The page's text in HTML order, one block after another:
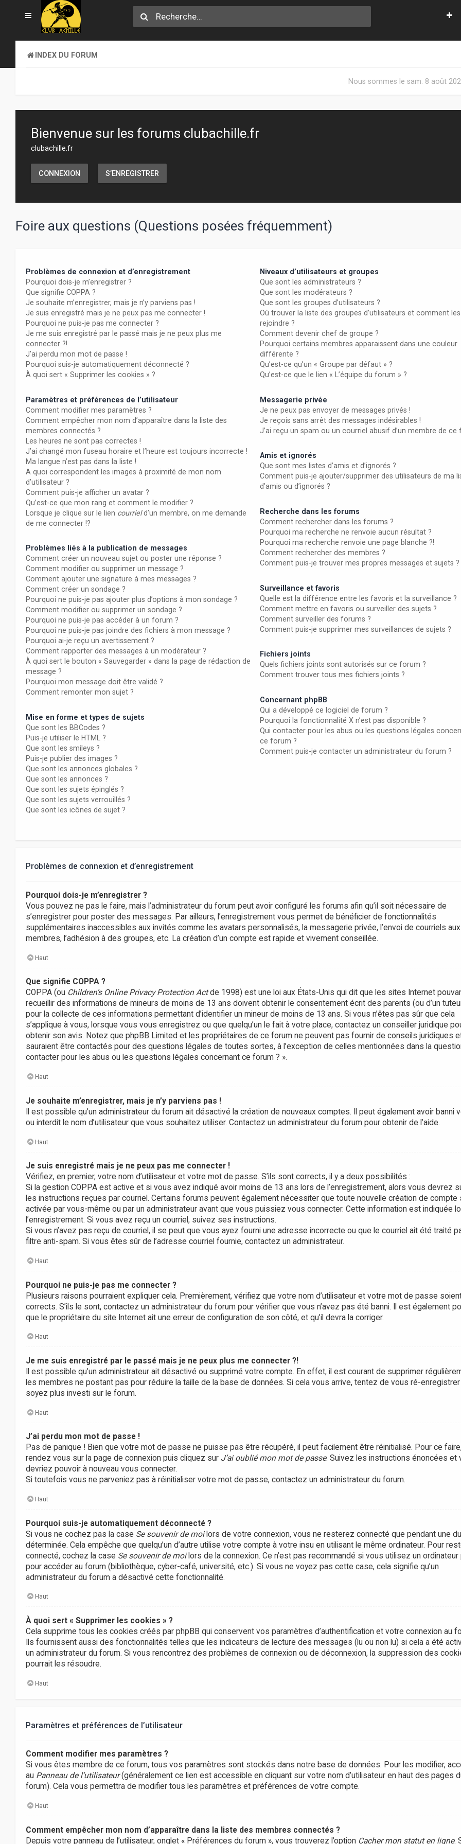
INDEX DU FORUM
Nous sommes le sam. 8 août
Bienvenue sur les forums clubachille.fr
clubachille.fr
CONNEXION S’ENREGISTRER
Foire aux questions (Questions posées fréquemment)
Problèmes de connexion et d’enregistrement
Pourquoi dois-je m’enregistrer ?
Que signifie COPPA ?
Je souhaite m’enregistrer, mais je n’y parviens pas !
Je suis enregistré mais je ne peux pas me connecter !
Pourquoi ne puis-je pas me connecter ?
Je me suis enregistré par le passé mais je ne peux plus me
connecter ?!
J’ai perdu mon mot de passe !
Pourquoi suis-je automatiquement déconnecté ?
À quoi sert « Supprimer les cookies » ?
Paramètres et préférences de l’utilisateur
Comment modifier mes paramètres ?
Comment empêcher mon nom d’apparaître dans la liste des
membres connectés ?
Les heures ne sont pas correctes !
J’ai changé mon fuseau horaire et l’heure est toujours incorrecte !
Ma langue n’est pas dans la liste !
A quoi correspondent les images à proximité de mon nom
d’utilisateur ?
Comment puis-je afficher un avatar ?
Qu’est-ce que mon rang et comment le modifier ?
Lorsque je clique sur le lien courrield’un membre, on me demande
de me connecter !?
Problèmes liés à la publication de messages
Comment créer un nouveau sujet ou poster une réponse ?
Comment modifier ou supprimer un message ?
Comment ajouter une signature à mes messages ?
Comment créer un sondage ?
Pourquoi ne puis-je pas ajouter plus d’options à mon sondage ?
Comment modifier ou supprimer un sondage ?
Pourquoi ne puis-je pas accéder à un forum ?
Pourquoi ne puis-je pas joindre des fichiers à mon message ?
Pourquoi ai-je reçu un avertissement ?
Comment rapporter des messages à un modérateur ?
À quoi sert le bouton « Sauvegarder » dans la page de rédaction de
message ?
Pourquoi mon message doit être validé ?
Comment remonter mon sujet ?
Mise en forme et types de sujets
Que sont les BBCodes ?
Puis-je utiliser le HTML ?
Que sont les smileys ?
Puis-je publier des images ?
Que sont les annonces globales ?
Que sont les annonces ?
Que sont les sujets épinglés ?
Que sont les sujets verrouillés ?
Que sont les icônes de sujet ?
Niveaux d’utilisateurs et groupes
Que sont les administrateurs ?
Que sont les modérateurs ?
Que sont les groupes d’utilisateurs ?
Où trouver la liste des groupes d’utilisateurs et comment les
rejoindre ?
Comment devenir chef de groupe ?
Pourquoi certains membres apparaissent dans une couleur
différente ?
Qu’est-ce qu’un « Groupe par défaut » ?
Qu’est-ce que le lien « L’équipe du forum » ?
Messagerie privée
Je ne peux pas envoyer de messages privés !
Je reçois sans arrêt des messages indésirables !
J’ai reçu un spam ou un courriel abusif d’un membre de ce
Amis et ignorés
Que sont mes listes d’amis et d’ignorés ?
Comment puis-je ajouter/supprimer des utilisateurs de ma
d’amis ou d’ignorés ?
Recherche dans les forums
Comment rechercher dans les forums ?
Pourquoi ma recherche ne renvoie aucun résultat ?
Pourquoi ma recherche renvoie une page blanche ?!
Comment rechercher des membres ?
Comment puis-je trouver mes propres messages et sujets ?
Surveillance et favoris
Quelle est la différence entre les favoris et la surveillance ?
Comment mettre en favoris ou surveiller des sujets ?
Comment surveiller des forums ?
Comment puis-je supprimer mes surveillances de sujets ?
Fichiers joints
Quels fichiers joints sont autorisés sur ce forum ?
Comment trouver tous mes fichiers joints ?
Concernant phpBB
Qui a développé ce logiciel de forum ?
Pourquoi la fonctionnalité X n’est pas disponible ?
Qui contacter pour les abus ou les questions légales
ce forum ?
Comment puis-je contacter un administrateur du forum ?
Problèmes de connexion et d’enregistrement
Pourquoi dois-je m’enregistrer ?
Vous pouvez ne pas le faire, mais l’administrateur du forum peut avoir configuré les forums afin qu’il soit nécessaire de
s’enregistrer pour poster des messages. Par ailleurs, l’enregistrement vous permet de bénéficier de fonctionnalités
supplémentaires inaccessibles aux invités comme les avatars personnalisés, la messagerie privée, l’envoi de courriels
membres, l’adhésion à des groupes, etc. La création d’un compte est rapide et vivement conseillée.
Haut
Que signifie COPPA ?
COPPA (ou Children’s Online Privacy Protection Actde 1998) est une loi aux États-Unis qui dit que les sites Internet
recueillir des informations de mineurs de moins de 13 ans doivent obtenir le consentement écrit des parents (ou d’un
pour la collecte de ces informations permettant d’identifier un mineur de moins de 13 ans. Si vous n’êtes pas sûr que cela
s’applique à vous, lorsque vous vous enregistrez ou que quelqu’un le fait à votre place, contactez un conseiller juridique
obtenir son avis. Notez que phpBB Limited et les propriétaires de ce forum ne peuvent pas fournir de conseils juridiques
sauraient être contactés pour des questions légales de toutes sortes, à l’exception de celles mentionnées dans la
contacter pour les abus ou les questions légales concernant ce forum ? ».
Haut
Je souhaite m’enregistrer, mais je n’y parviens pas !
Il est possible qu’un administrateur du forum ait désactivé la création de nouveaux comptes. Il peut également avoir banni
ou interdit le nom d’utilisateur que vous souhaitez utiliser. Contactez un administrateur du forum pour obtenir de l’aide.
Haut
Je suis enregistré mais je ne peux pas me connecter !
Vérifiez, en premier, votre nom d’utilisateur et votre mot de passe. S’ils sont corrects, il y a deux possibilités :
Si la gestion COPPA est active et si vous avez indiqué avoir moins de 13 ans lors de l’enregistrement, alors vous devrez
les instructions reçues par courriel. Certains forums peuvent également nécessiter que toute nouvelle création de compte
activée par vous-même ou par un administrateur avant que vous puissiez vous connecter. Cette information est indiquée
l’enregistrement. Si vous avez reçu un courriel, suivez ses instructions.
Si vous n’avez pas reçu de courriel, il se peut que vous ayez fourni une adresse incorrecte ou que le courriel ait été traité
filtre anti-spam. Si vous êtes sûr de l’adresse courriel fournie, contactez un administrateur.
Haut
Pourquoi ne puis-je pas me connecter ?
Plusieurs raisons pourraient expliquer cela. Premièrement, vérifiez que votre nom d’utilisateur et votre mot de passe
corrects. S’ils le sont, contactez un administrateur du forum pour vérifier que vous n’avez pas été banni. Il est également
que le propriétaire du site Internet ait une erreur de configuration de son côté, et qu’il devra la corriger.
Haut
Je me suis enregistré par le passé mais je ne peux plus me connecter ?!
Il est possible qu’un administrateur ait désactivé ou supprimé votre compte. En effet, il est courant de supprimer
les membres ne postant pas pour réduire la taille de la base de données. Si cela vous arrive, tentez de vous ré-
soyez plus investi sur le forum.
Haut
J’ai perdu mon mot de passe !
Pas de panique ! Bien que votre mot de passe ne puisse pas être récupéré, il peut facilement être réinitialisé. Pour ce
rendez vous sur la page de connexion puis cliquez sur J’ai oublié mon mot de passe. Suivez les instructions énoncées et
devriez pouvoir à nouveau vous connecter.
Si toutefois vous ne parveniez pas à réinitialiser votre mot de passe, contactez un administrateur du forum.
Haut
Pourquoi suis-je automatiquement déconnecté ?
Si vous ne cochez pas la case Se souvenir de moilors de votre connexion, vous ne resterez connecté que pendant une
déterminée. Cela empêche que quelqu’un d’autre utilise votre compte à votre insu en utilisant le même ordinateur. Pour
connecté, cochez la case Se souvenir de moilors de la connexion. Ce n’est pas recommandé si vous utilisez un ordinateur
pour accéder au forum (bibliothèque, cyber-café, université, etc.). Si vous ne voyez pas cette case, cela signifie qu’un
administrateur du forum a désactivé cette fonctionnalité.
Haut
À quoi sert « Supprimer les cookies » ?
Cela supprime tous les cookies créés par phpBB qui conservent vos paramètres d’authentification et votre connexion au
Ils fournissent aussi des fonctionnalités telles que les indicateurs de lecture des messages (lu ou non lu) si cela a été
un administrateur du forum. Si vous rencontrez des problèmes de connexion ou de déconnexion, la suppression des
pourrait les résoudre.
Haut
Paramètres et préférences de l’utilisateur
Comment modifier mes paramètres ?
Si vous êtes membre de ce forum, tous vos paramètres sont stockés dans notre base de données. Pour les modifier,
au Panneau de l’utilisateur(généralement ce lien est accessible en cliquant sur votre nom d’utilisateur en haut des pages
forum). Cela vous permettra de modifier tous les paramètres et préférences de votre compte.
Haut
Comment empêcher mon nom d’apparaître dans la liste des membres connectés ?
Depuis votre panneau de l’utilisateur, onglet « Préférences du forum », vous trouverez l’option Cacher mon statut en ligne.